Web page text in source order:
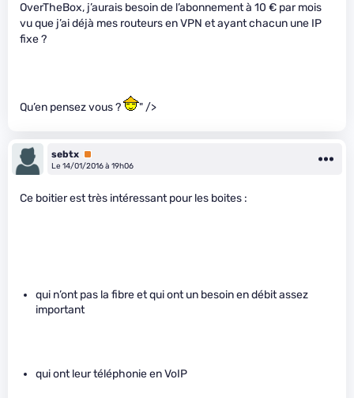
OverTheBox, j’aurais besoin de l’abonnement à 10 € par mois
vu que j’ai déjà mes routeurs en VPN et ayant chacun une IP
fixe ?
Qu’en pensez vous ? " />
sebtx Premium
Le 14/01/2016 à 19h06
Ce boitier est très intéressant pour les boites :
qui n’ont pas la fibre et qui ont un besoin en débit assez
important
qui ont leur téléphonie en VoIP